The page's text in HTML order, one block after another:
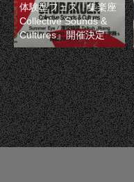
体験型フェス『集楽座
Collective Sounds &
Cultures』開催決定